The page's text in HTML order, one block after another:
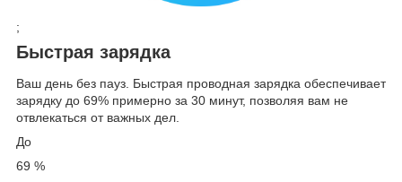
;
Быстрая зарядка
Ваш день без пауз. Быстрая проводная зарядка обеспечивает
зарядку до 69% примерно за 30 минут, позволяя вам не
отвлекаться от важных дел.
До
69 %